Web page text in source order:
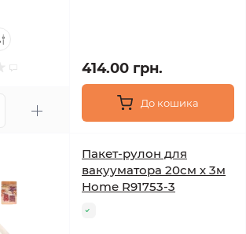
414.00 грн.
До кошика
Пакет-рулон для
вакууматора 20см х 3м
Home R91753-3